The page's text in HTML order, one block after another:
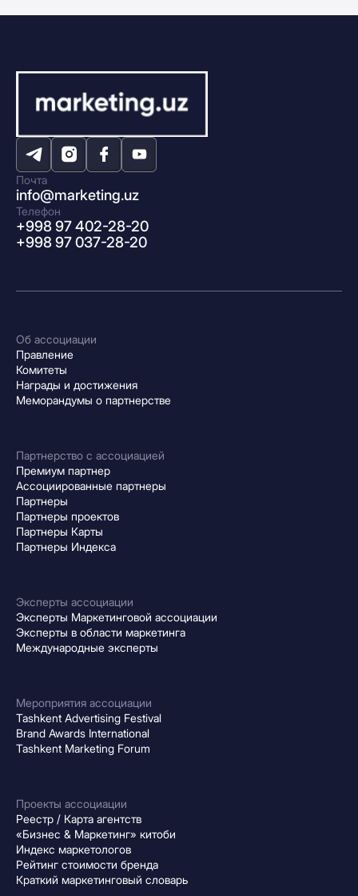
Почта
info@marketing.uz
Телефон
+998 97 402-28-20
+998 97 037-28-20
Об ассоциации
Правление
Комитеты
Награды и достижения
Меморандумы о партнерстве
Партнерство с ассоциацией
Премиум партнер
Ассоциированные партнеры
Партнеры
Партнеры проектов
Партнеры Карты
Партнеры Индекса
Эксперты ассоциации
Эксперты Маркетинговой ассоциации
Эксперты в области маркетинга
Международные эксперты
Мероприятия ассоциации
Tashkent Advertising Festival
Brand Awards International
Tashkent Marketing Forum
Проекты ассоциации
Реестр / Карта агентств
«Бизнес & Маркетинг» китоби
Индекс маркетологов
Рейтинг стоимости бренда
Краткий маркетинговый словарь